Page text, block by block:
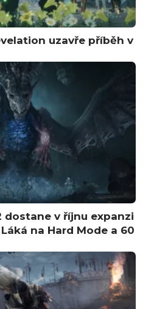
uzavře příběh v
dostane v říjnu expanzi
na Hard Mode a 60